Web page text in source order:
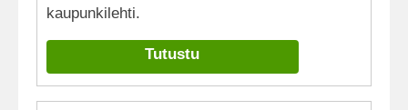
kaupunkilehti.
Tutustu